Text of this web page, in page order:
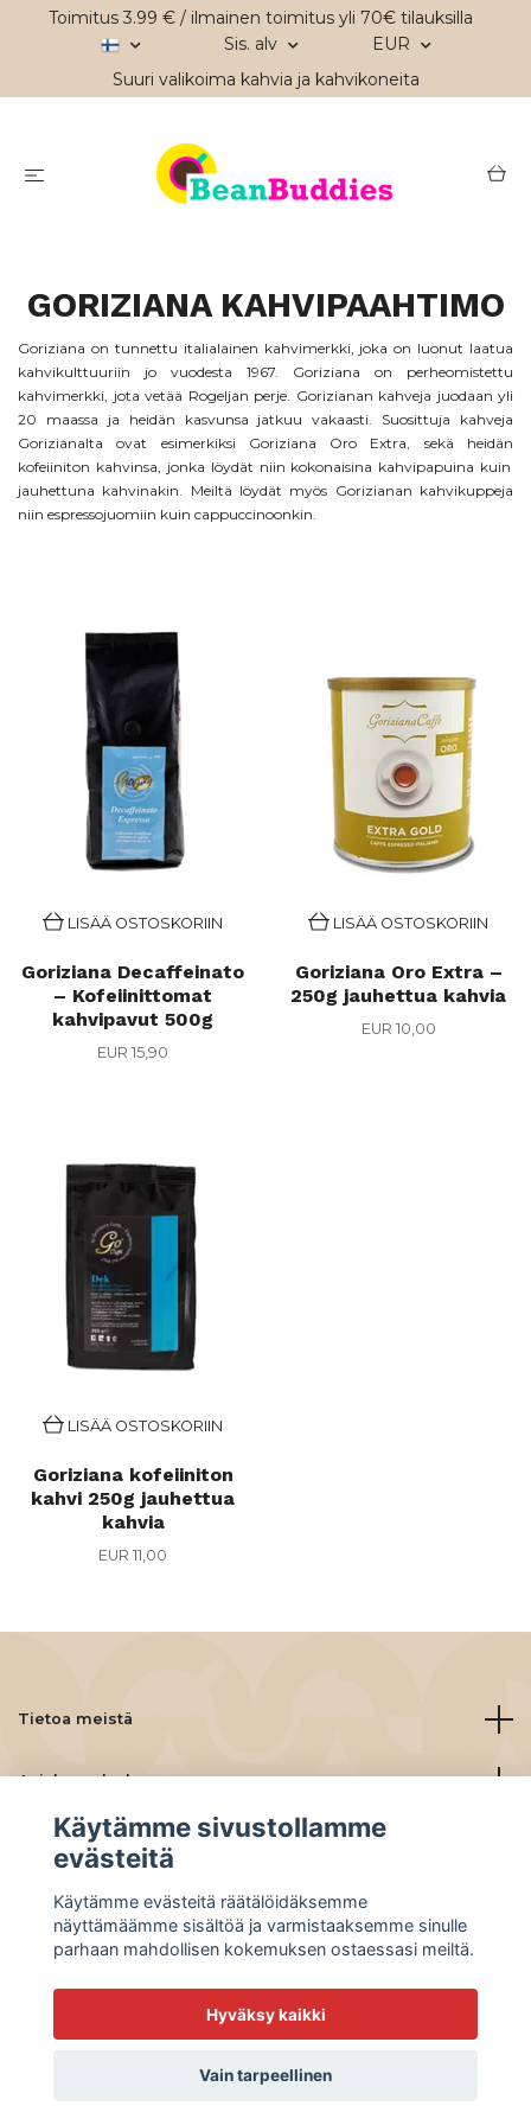
Toimitus 3.99 € / ilmainen toimitus yli 70€ tilauksilla
Sis. alv
EUR
Suuri valikoima kahvia ja kahvikoneita
GORIZIANA KAHVIPAAHTIMO
Goriziana on tunnettu italialainen kahvimerkki, joka on luonut laatua
kahvikulttuuriin jo vuodesta 1967. Goriziana on perheomistettu
kahvimerkki, jota vetää Rogeljan perje. Gorizianan kahveja juodaan yli
20 maassa ja heidän kasvunsa jatkuu vakaasti. Suosittuja kahveja
Gorizianalta ovat esimerkiksi Goriziana Oro Extra, sekä heidän
kofeiiniton kahvinsa, jonka löydät niin kokonaisina kahvipapuina kuin
jauhettuna kahvinakin. Meiltä löydät myös Gorizianan kahvikuppeja
niin espressojuomiin kuin cappuccinoonkin.
LISÄÄ OSTOSKORIIN
Goriziana Decaffeinato
– Kofeiinittomat
kahvipavut 500g
EUR 15,90
LISÄÄ OSTOSKORIIN
Goriziana Oro Extra –
250g jauhettua kahvia
EUR 10,00
LISÄÄ OSTOSKORIIN
Goriziana kofeiiniton
kahvi 250g jauhettua
kahvia
EUR 11,00
Tietoa meistä
Asiakaspalvelu
Lue lisää
Social Media
© 2026 BeanBuddies
Käytämme sivustollamme
evästeitä
Käytämme evästeitä räätälöidäksemme
näyttämäämme sisältöä ja varmistaaksemme sinulle
parhaan mahdollisen kokemuksen ostaessasi meiltä.
Hyväksy kaikki
Vain tarpeellinen